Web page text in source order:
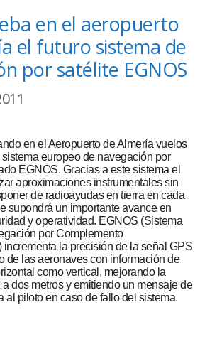
en el aeropuerto
el futuro sistema de
por satélite EGNOS
en el Aeropuerto de Almería vuelos
europeo de navegación por
EGNOS. Gracias a este sistema el
aproximaciones instrumentales sin
de radioayudas en tierra en cada
supondrá un importante avance en
y operatividad. EGNOS (Sistema
por Complemento
incrementa la precisión de la señal GPS
de las aeronaves con información de
como vertical, mejorando la
dos metros y emitiendo un mensaje de
al piloto en caso de fallo del sistema.